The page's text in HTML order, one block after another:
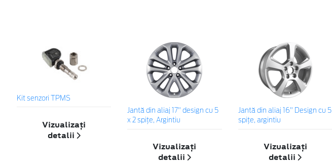
Kit senzori TPMS
Vizualizați
detalii
Jantă din aliaj 17" design cu 5
x 2 spiţe, Argintiu
Vizualizați
detalii
Jantă din aliaj 16" Design cu 5
spiţe, argintiu
Vizualizați
detalii